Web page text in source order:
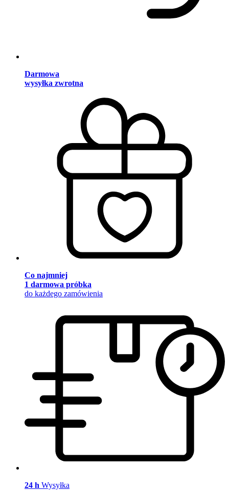
Darmowa
wysyłka zwrotna
Co najmniej
1 darmowa próbka
do każdego zamówienia
24 h Wysyłka